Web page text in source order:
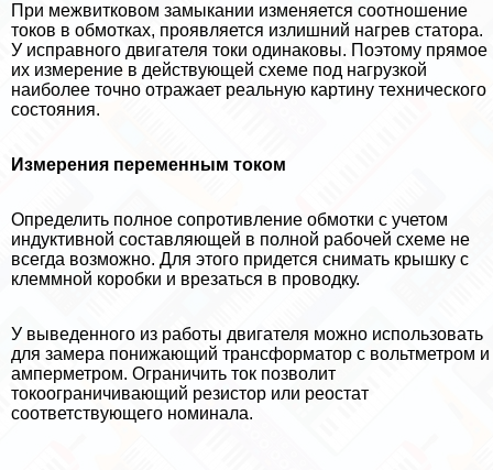
При межвитковом замыкании изменяется соотношение
токов в обмотках, проявляется излишний нагрев статора.
У исправного двигателя токи одинаковы. Поэтому прямое
их измерение в действующей схеме под нагрузкой
наиболее точно отражает реальную картину технического
состояния.
Измерения переменным током
Определить полное сопротивление обмотки с учетом
индуктивной составляющей в полной рабочей схеме не
всегда возможно. Для этого придется снимать крышку с
клеммной коробки и врезаться в проводку.
У выведенного из работы двигателя можно использовать
для замера понижающий трaнcформатор с вольтметром и
амперметром. Ограничить ток позволит
токоограничивающий резистор или реостат
соответствующего номинала.